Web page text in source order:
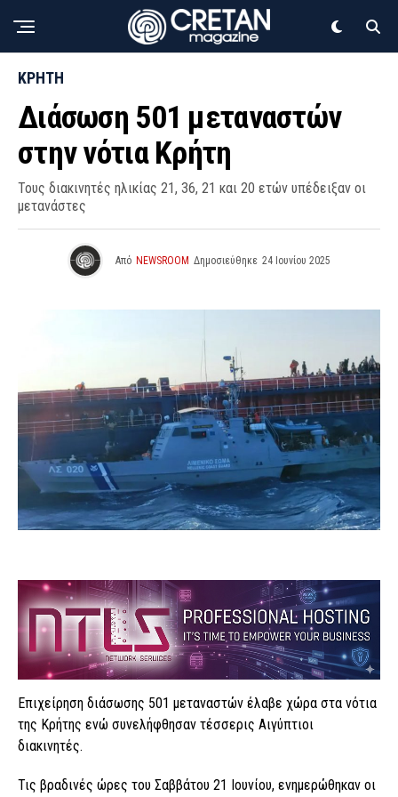
ΚΡΗΤΗ
Διάσωση 501 μεταναστών
στην νότια Κρήτη
Τους διακινητές ηλικίας 21, 36, 21 και 20 ετών υπέδειξαν οι
μετανάστες
Από NEWSROOM Δημοσιεύθηκε 24 Ιουνίου 2025
Επιχείρηση διάσωσης 501 μεταναστών έλαβε χώρα στα νότια
της Κρήτης ενώ συνελήφθησαν τέσσερις Αιγύπτιοι
διακινητές.
Τις βραδινές ώρες του Σαββάτου 21 Ιουνίου, ενημερώθηκαν οι